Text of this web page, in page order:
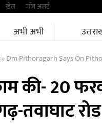
खेल जॉब अलर्ट
अभी अभी
»Dm Pithoragarh Says On
की- 20
तवाघाट